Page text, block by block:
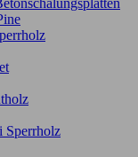
Sperrholz